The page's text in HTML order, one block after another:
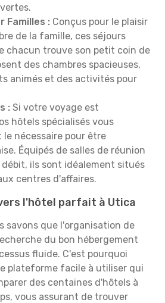
Familles : Conçus pour le plaisir
de la famille, ces séjours
chacun trouve son petit coin de
des chambres spacieuses,
animés et des activités pour
: Si votre voyage est
hôtels spécialisés vous
nécessaire pour être
Équipés de salles de réunion
ils sont idéalement situés
centres d'affaires.
l'hôtel parfait à Utica
savons que l'organisation de
du bon hébergement
fluide. C'est pourquoi
plateforme facile à utiliser qui
des centaines d'hôtels à
vous assurant de trouver